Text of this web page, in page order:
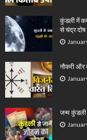
कुंडली में
से चंद्र
नौकरी और
जन्म कुंडली